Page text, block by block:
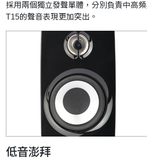
採用兩個獨立發聲單體，分別負責中高
T15的聲音表現更加突出。
低音澎拜